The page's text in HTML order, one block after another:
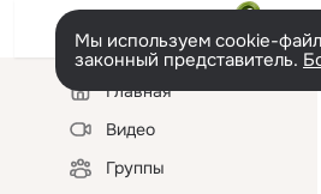
Мы используем cookie-
законный представитель.
Левая
колонкаГлавная
Видео
Группы